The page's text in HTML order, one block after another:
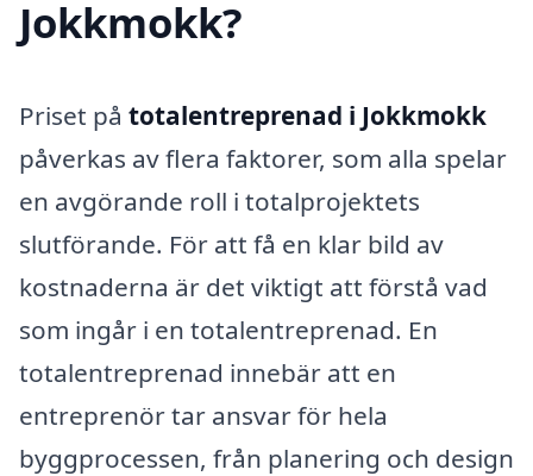
Jokkmokk?
Priset på totalentreprenad i Jokkmokk
påverkas av flera faktorer, som alla spelar
en avgörande roll i totalprojektets
slutförande. För att få en klar bild av
kostnaderna är det viktigt att förstå vad
som ingår i en totalentreprenad. En
totalentreprenad innebär att en
entreprenör tar ansvar för hela
byggprocessen, från planering och design